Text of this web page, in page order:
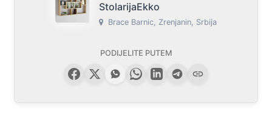
StolarijaEkko
Brace Barnic, Zrenjanin, Srbija
PODIJELITE PUTEM